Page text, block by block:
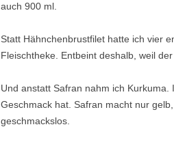
auch 900 ml.
Statt Hähnchenbrustfilet hatte ich vier
Fleischtheke. Entbeint deshalb, weil
Und anstatt Safran nahm ich
Geschmack hat. Safran macht nur
geschmackslos.